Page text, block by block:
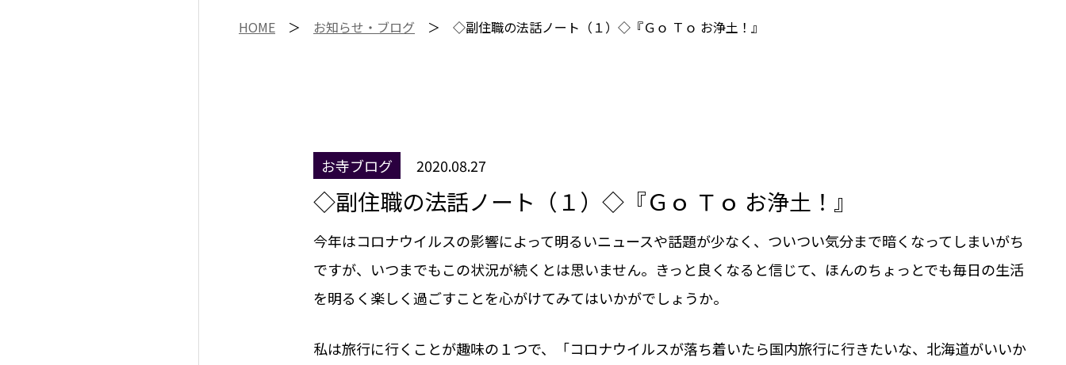
HOME ＞ お知らせ・ブログ ＞ ◇副住職の法話ノート（１）◇『Ｇｏ Ｔｏ お浄土！』
お寺ブログ 2020.08.27
◇副住職の法話ノート（１）◇『Ｇｏ Ｔｏ お浄土！』
今年はコロナウイルスの影響によって明るいニュースや話題が少なく、ついつい気分まで暗くなってしまいがち
ですが、いつまでもこの状況が続くとは思いません。きっと良くなると信じて、ほんのちょっとでも毎日の生活
を明るく楽しく過ごすことを心がけてみてはいかがでしょうか。
私は旅行に行くことが趣味の１つで、「コロナウイルスが落ち着いたら国内旅行に行きたいな、北海道がいいか